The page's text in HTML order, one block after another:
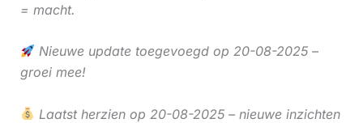
= macht.
Nieuwe update toegevoegd op 20-08-2025 –
groei mee!
Laatst herzien op 20-08-2025 – nieuwe inzichten